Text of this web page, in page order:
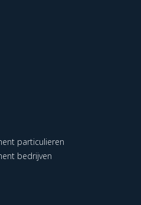
particulieren
bedrijven